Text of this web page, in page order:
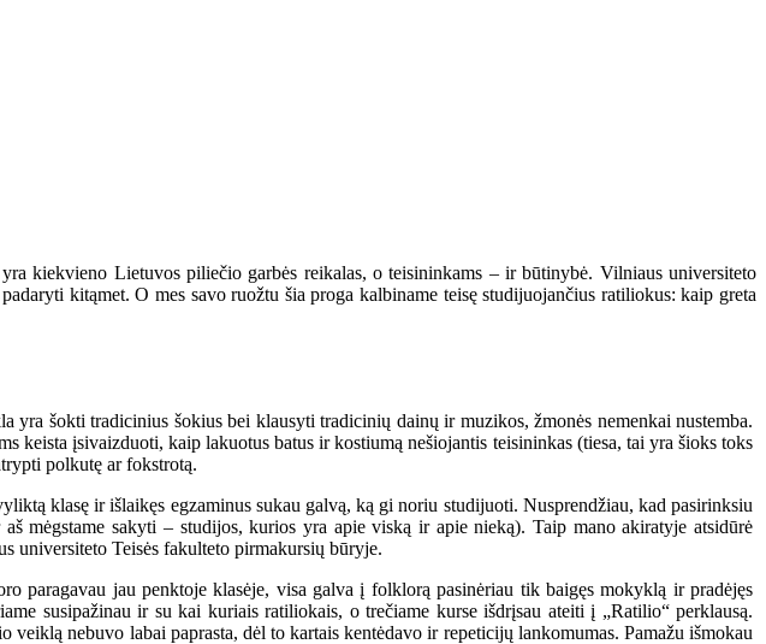
kiekvieno Lietuvos piliečio garbės reikalas, o teisininkams – ir būtinybė. Vilniaus universiteto
kitąmet. O mes savo ruožtu šia proga kalbiname teisę studijuojančius ratiliokus: kaip greta
yra šokti tradicinius šokius bei klausyti tradicinių dainų ir muzikos, žmonės nemenkai nustemba.
keista įsivaizduoti, kaip lakuotus batus ir kostiumą nešiojantis teisininkas (tiesa, tai yra šioks toks
polkutę ar fokstrotą.
klasę ir išlaikęs egzaminus sukau galvą, ką gi noriu studijuoti. Nusprendžiau, kad pasirinksiu
mėgstame sakyti – studijos, kurios yra apie viską ir apie nieką). Taip mano akiratyje atsidūrė
universiteto Teisės fakulteto pirmakursių būryje.
paragavau jau penktoje klasėje, visa galva į folklorą pasinėriau tik baigęs mokyklą ir pradėjęs
susipažinau ir su kai kuriais ratiliokais, o trečiame kurse išdrįsau ateiti į „Ratilio“ perklausą.
veiklą nebuvo labai paprasta, dėl to kartais kentėdavo ir repeticijų lankomumas. Pamažu išmokau